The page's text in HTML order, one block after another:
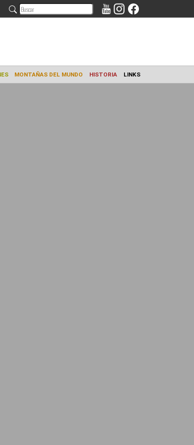
CAPACITACIONES MONTAÑAS DEL MUNDO HISTORIA